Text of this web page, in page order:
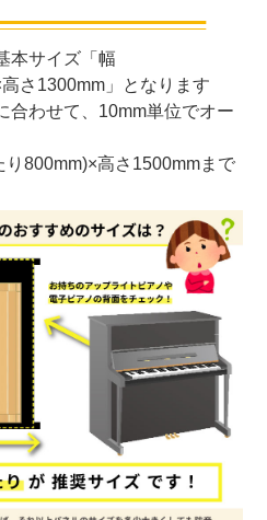
本サイズ「幅
さ1300mm」となります
合わせて、10mm単位でオー
800mm)×高さ1500mmまで